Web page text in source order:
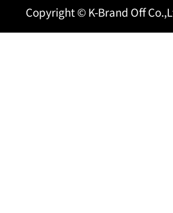
Copyright © K-Brand Off